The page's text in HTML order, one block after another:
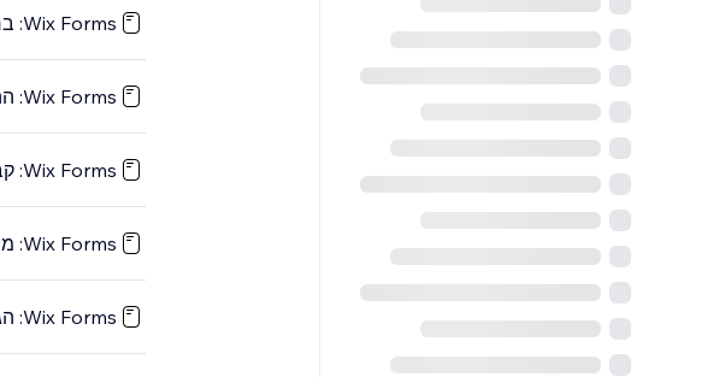
Wix Forms: בחירת שדה כתובת
Wix Forms: ההבדל בין אפליקציית Wix Forms החדשה לישנה
Wix Forms: קביעת פגישות דרך טופס
Wix Forms: מידע על דוחות Wix Analytics לגבי שליחת טפסים (Form Submission)
Wix Forms: הגדרת המס בטופס